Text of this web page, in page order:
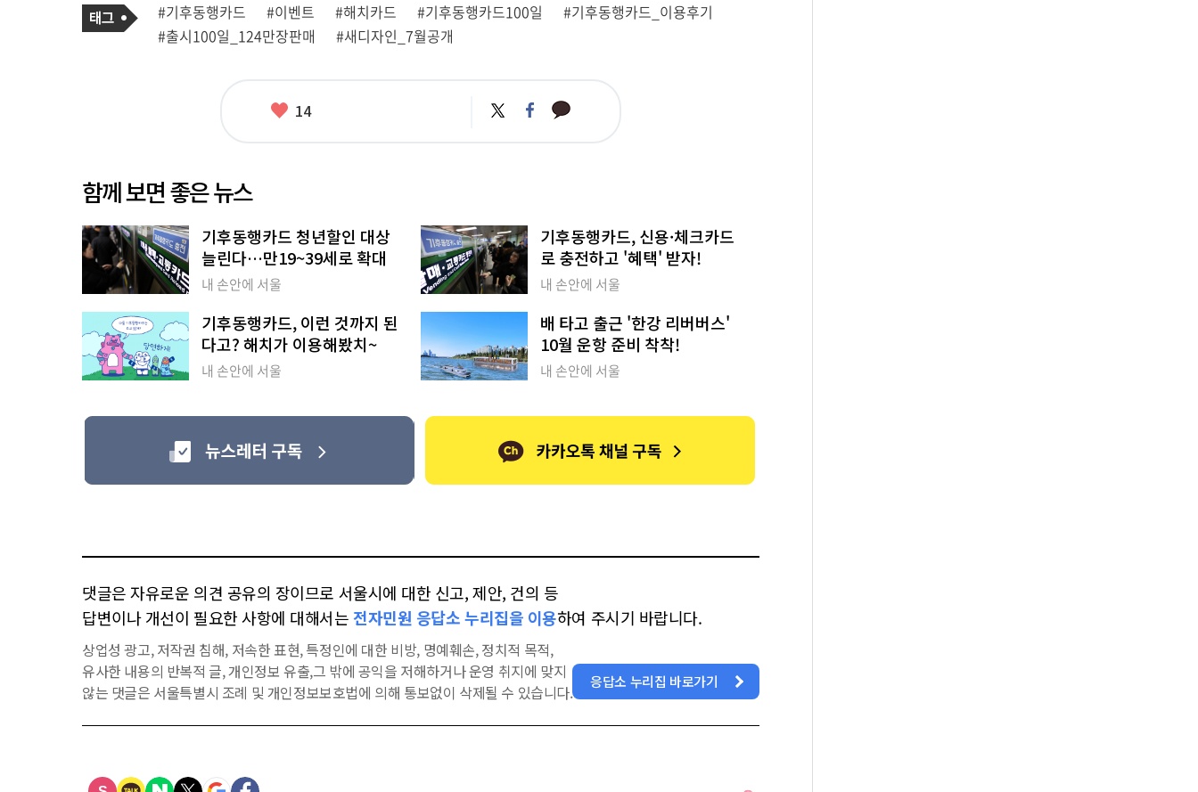
사
관
련
태
그
#기후동행카드 #이벤트 #해치카드 #기후동행카드100일
#기후동행카드_이용후기
#출시100일_124만장판매
#새디자인_7월공개
좋
14 트
위
페
이
카
카
함께 보면 좋은 뉴스
기후동행카드 청년할인 대상
늘린다…만19~39세로 확대
내 손안에 서울
기후동행카드, 신용·체크카드
로 충전하고 '혜택' 받자!
내 손안에 서울
기후동행카드, 이런 것까지 된
다고? 해치가 이용해봤치~
내 손안에 서울
배 타고 출근 '한강 리버버스'
10월 운항 준비 착착!
내 손안에 서울
댓글은 자유로운 의견 공유의 장이므로 서울시에 대한 신고, 제안, 건의 등
답변이나 개선이 필요한 사항에 대해서는 전자민원 응답소 누리집을 이용하여 주시기 바랍니다.
상업성 광고, 저작권 침해, 저속한 표현, 특정인에 대한 비방, 명예훼손, 정치적 목적,
유사한 내용의 반복적 글, 개인정보 유출,그 밖에 공익을 저해하거나 운영 취지에 맞지
않는 댓글은 서울특별시 조례 및 개인정보보호법에 의해 통보없이 삭제될 수 있습니다.
응답소 누리집 바로가기